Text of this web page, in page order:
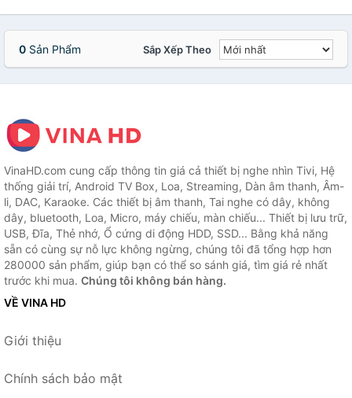
0 Sản Phẩm Sắp Xếp Theo
VinaHD.com cung cấp thông tin giá cả thiết bị nghe nhìn Tivi, Hệ
thống giải trí, Android TV Box, Loa, Streaming, Dàn âm thanh, Âm-
li, DAC, Karaoke. Các thiết bị âm thanh, Tai nghe có dây, không
dây, bluetooth, Loa, Micro, máy chiếu, màn chiếu... Thiết bị lưu trữ,
USB, Đĩa, Thẻ nhớ, Ổ cứng di động HDD, SSD... Bằng khả năng
sẵn có cùng sự nỗ lực không ngừng, chúng tôi đã tổng hợp hơn
280000 sản phẩm, giúp bạn có thể so sánh giá, tìm giá rẻ nhất
trước khi mua. Chúng tôi không bán hàng.
VỀ VINA HD
Giới thiệu
Chính sách bảo mật